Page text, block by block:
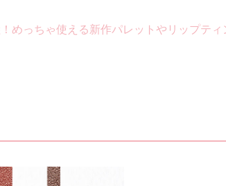
めっちゃ使える新作パレットやリップティ